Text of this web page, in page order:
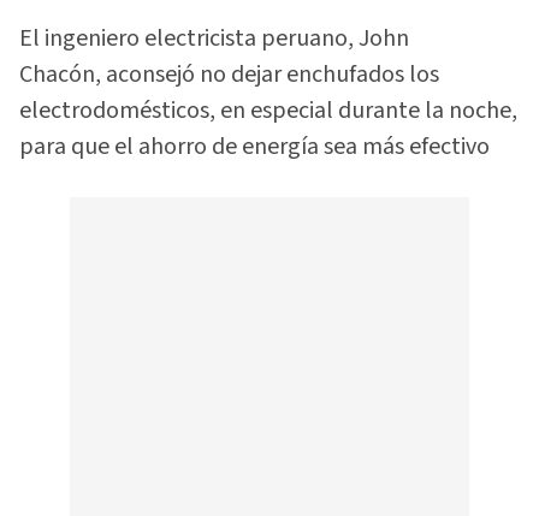
El ingeniero electricista peruano, John
Chacón, aconsejó no dejar enchufados los
electrodomésticos, en especial durante la noche,
para que el ahorro de energía sea más efectivo